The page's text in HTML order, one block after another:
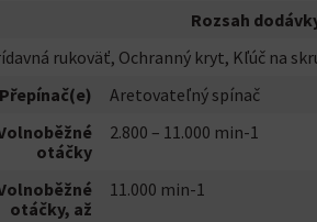
Rozsah
rukoväť, Ochranný kryt, Kľúč na
Aretovateľný spínač
otáčky
2.800 – 11.000 min-1
otáčky, až
11.000 min-1